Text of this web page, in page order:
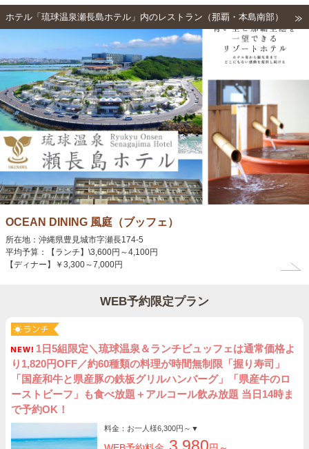
ホテル「琉球温泉瀬長島ホテル」内のレストラン（那覇・本島南部）
OCEAN DINING 風庭（ブッフェ）
所在地：沖縄県豊見城市字瀬長174‐5
平均予算：【ランチ】\3,600円～4,100円
【ディナー】￥3,300～7,000円
WEB予約限定プラン
1日5組限定＼琉球温泉＆ランチビュッフェは通常価格よ
り1,820円OFF／約60種類の料理が時間無制限「握り寿司」
「国産和牛と県産豚の鉄板グリルハンバーグ」「県産牛のロ
ーストビーフ」も食べ放題＋アルコール飲み放題 当日14時ま
で予約OK！
料金：お一人様6,300円～ ▼